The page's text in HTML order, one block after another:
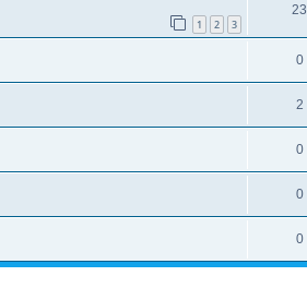
1 2 3
23
0
2
0
0
0